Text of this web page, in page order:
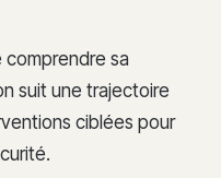
sa
suit une trajectoire
ciblées pour